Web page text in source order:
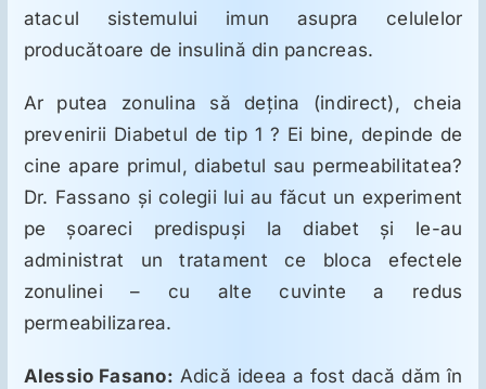
atacul sistemului imun asupra celulelor
producătoare de insulină din pancreas.
Ar putea zonulina să deţina (indirect), cheia
prevenirii Diabetul de tip 1 ? Ei bine, depinde de
cine apare primul, diabetul sau permeabilitatea?
Dr. Fassano şi colegii lui au făcut un experiment
pe şoareci predispuşi la diabet şi le-au
administrat un tratament ce bloca efectele
zonulinei – cu alte cuvinte a redus
permeabilizarea.
Alessio Fasano: Adică ideea a fost dacă dăm în